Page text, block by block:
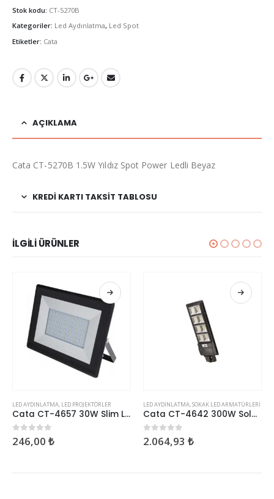
Stok kodu: CT-5270B
Kategoriler: Led Aydınlatma, Led Spot
Etiketler: Cata
AÇIKLAMA
Cata CT-5270B 1.5W Yıldız Spot Power Ledli Beyaz
KREDI KARTI TAKSIT TABLOSU
İLGILI ÜRÜNLER
LED AYDINLATMA, LED PROJEKTÖRLER
Cata CT-4657 30W Slim Led Projektör Beyaz
0 5 üzerinden
246,00 ₺
LED AYDINLATMA,SOKAK LED ARMATÜRLERI
Cata CT-4642 300W Solar Sokak Armatürü
0 5 üzerinden
2.064,93 ₺